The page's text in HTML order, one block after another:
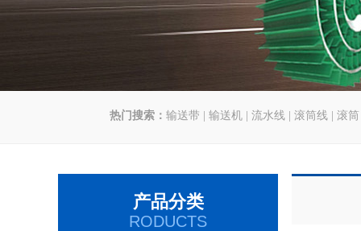
热门搜索： 输送带 输送机 流水线 滚筒线 滚筒
产品分类
RODUCTS